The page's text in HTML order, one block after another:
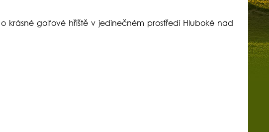
golfové hřiště v jedinečném prostředí Hluboké nad